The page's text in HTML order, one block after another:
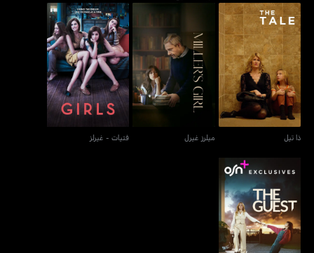
ذا تيل
ذا تيل
ميلرز غيرل
ميلرز غيرل
فتيات - غيرلز
فتيات - غيرلز
ذا غيست